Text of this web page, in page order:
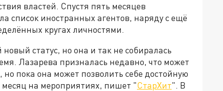
властей. Спустя пять месяцев
список иностранных агентов, наряду с ещё
кругах личностями.
статус, но она и так не собиралась
Лазарева призналась недавно, что может
пока она может позволить себе достойную
на мероприятиях, пишет "СтарХит". В